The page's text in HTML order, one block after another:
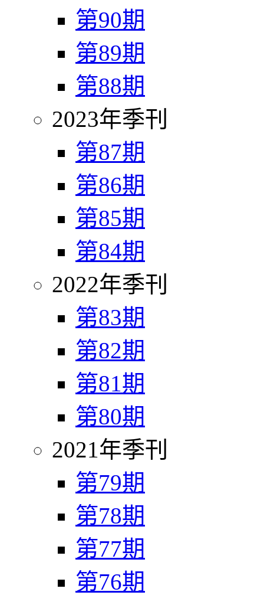
第90期
第89期
第88期
2023年季刊
第87期
第86期
第85期
第84期
2022年季刊
第83期
第82期
第81期
第80期
2021年季刊
第79期
第78期
第77期
第76期